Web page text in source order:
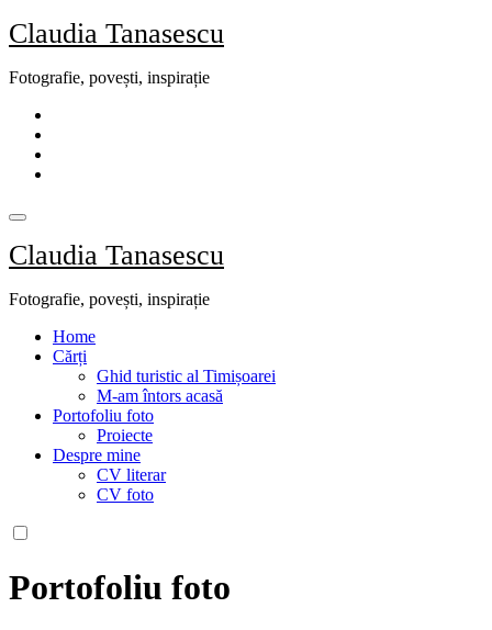
Skip
to
Claudia Tanasescu
Fotografie, povești, inspirație
Claudia Tanasescu
Fotografie, povești, inspirație
Home
Cărți
Ghid turistic al Timișoarei
M-am întors acasă
Portofoliu foto
Proiecte
Despre mine
CV literar
CV foto
Portofoliu foto